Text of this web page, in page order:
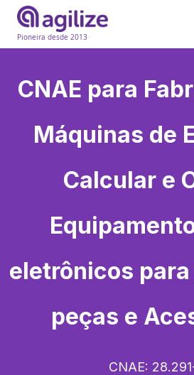
Pioneira desde 2013
CNAE para
Máquinas de
Calcular e
eletrônicos
peças e
CNAE: